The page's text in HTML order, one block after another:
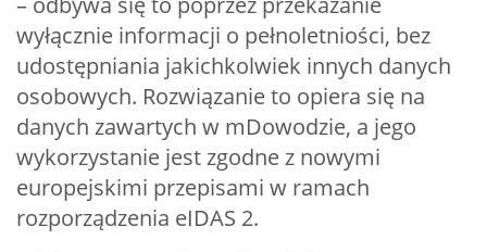
wyłącznie informacji o pełnoletniości, bez
udostępniania jakichkolwiek innych danych
osobowych. Rozwiązanie to opiera się na
danych zawartych w mDowodzie, a jego
wykorzystanie jest zgodne z nowymi
europejskimi przepisami w ramach
rozporządzenia eIDAS 2.